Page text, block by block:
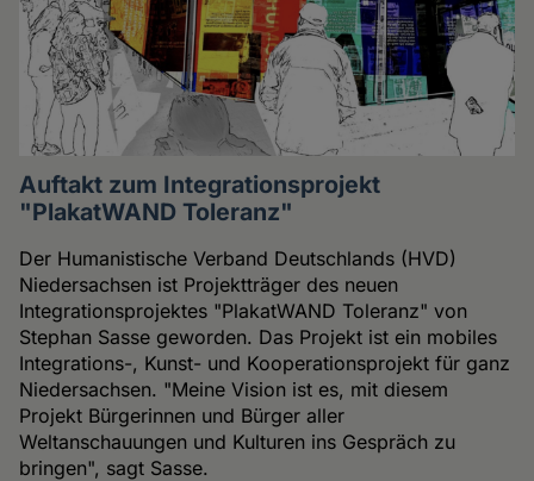
Auftakt zum Integrationsprojekt
"PlakatWAND Toleranz"
Der Humanistische Verband Deutschlands (HVD)
Niedersachsen ist Projektträger des neuen
Integrationsprojektes "PlakatWAND Toleranz" von
Stephan Sasse geworden. Das Projekt ist ein mobiles
Integrations-, Kunst- und Kooperationsprojekt für ganz
Niedersachsen. "Meine Vision ist es, mit diesem
Projekt Bürgerinnen und Bürger aller
Weltanschauungen und Kulturen ins Gespräch zu
bringen", sagt Sasse.